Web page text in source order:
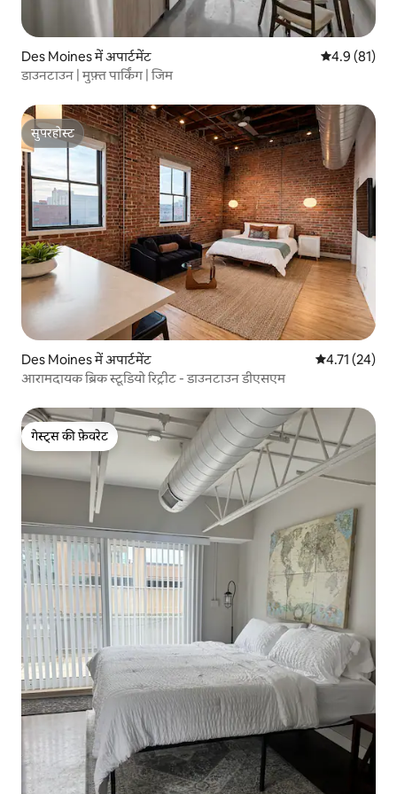
Des Moines में अपार्टमेंट औसत रेटिंग 5
4.9 (81)
डाउनटाउन | मुफ़्त पार्किंग | जिम
सुपरहोस्ट
सुपरहोस्ट
Des Moines में अपार्टमेंट औसत रेटिंग 5 में
4.71 (24)
आरामदायक ब्रिक स्टूडियो रिट्रीट - डाउनटाउन डीएसएम
गेस्ट्स की फ़ेवरेट
गेस्ट्स की फ़ेवरेट